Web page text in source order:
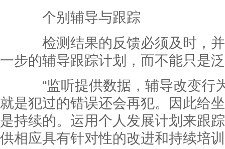
个别辅导与跟踪
检测结果的反馈必须及时，并
一步的辅导跟踪计划，而不能只是
“监听提供数据，辅导改变行
就是犯过的错误还会再犯。因此给
是持续的。运用个人发展计划来跟
供相应具有针对性的改进和持续培